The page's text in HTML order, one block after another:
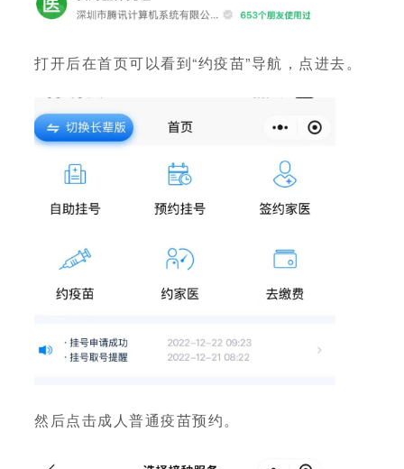
打开后在首页可以看到“约疫苗”导航，点进去。
然后点击成人普通疫苗预约。